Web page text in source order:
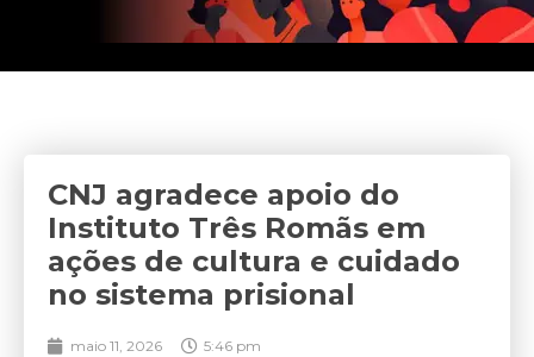
CNJ agradece apoio do
Instituto Três Romãs em
ações de cultura e cuidado
no sistema prisional
maio 11, 2026 5:46 pm